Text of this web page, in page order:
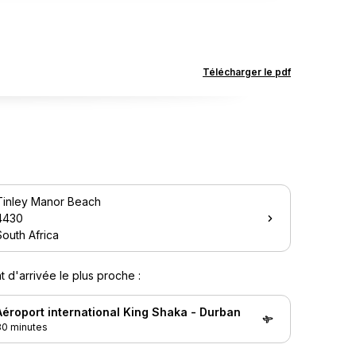
Télécharger le pdf
Manor Beach
Africa
d'arrivée le plus proche :
international King Shaka - Durban
minutes